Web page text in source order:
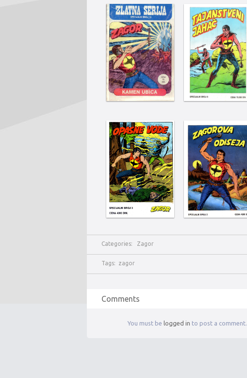
Categories: Zagor
Tags: zagor
Comments
You must be logged in to post a comment.